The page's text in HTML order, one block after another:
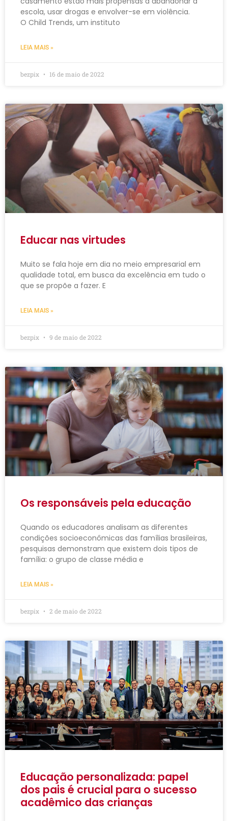
escola, usar drogas e envolver-se em violência.
O Child Trends, um instituto
LEIA MAIS »
bezpix 16 de maio de 2022
Educar nas virtudes
Muito se fala hoje em dia no meio empresarial em
qualidade total, em busca da excelência em tudo o
que se propõe a fazer. E
LEIA MAIS »
bezpix 9 de maio de 2022
Os responsáveis pela educação
Quando os educadores analisam as diferentes
condições socioeconômicas das famílias brasileiras,
pesquisas demonstram que existem dois tipos de
família: o grupo de classe média e
LEIA MAIS »
bezpix 2 de maio de 2022
Educação personalizada: papel
dos pais é crucial para o sucesso
acadêmico das crianças